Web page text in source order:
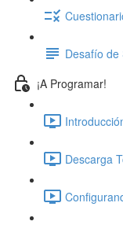
Desafío de
¡A Programar!
Descarga